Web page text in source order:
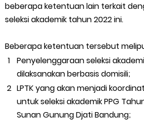
beberapa ketentuan lain terkait
seleksi akademik tahun 2022 ini.
Beberapa ketentuan tersebut
Penyelenggaraan seleksi
dilaksanakan berbasis domisili;
LPTK yang akan menjadi
untuk seleksi akademik PPG
Sunan Gunung Djati Bandung;